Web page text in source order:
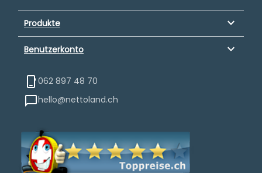
Produkte keyboard_arrow_down
Benutzerkonto keyboard_arrow_down
062 897 48 70
hello@nettoland.ch